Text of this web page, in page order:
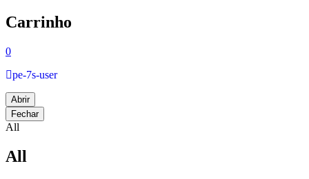
Carrinho
0
pe-7s-user
Abrir
Fechar
All
All